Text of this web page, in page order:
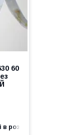
60
роздріб